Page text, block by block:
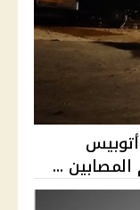
حادث أتوبيس
...